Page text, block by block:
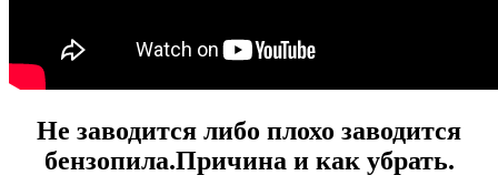
Не заводится либо плохо заводится
бензопила.Причина и как убрать.